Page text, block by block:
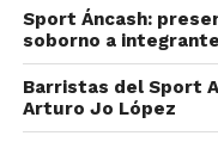
Sport Áncash:
soborno a
Barristas del Sport
Arturo Jo López